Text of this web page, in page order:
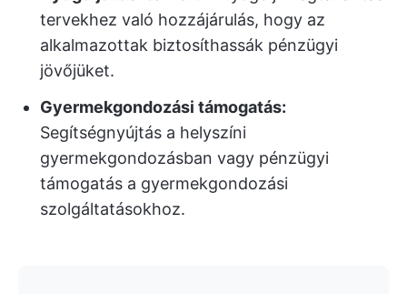
tervekhez való hozzájárulás, hogy az
alkalmazottak biztosíthassák pénzügyi
jövőjüket.
Gyermekgondozási támogatás:
Segítségnyújtás a helyszíni
gyermekgondozásban vagy pénzügyi
támogatás a gyermekgondozási
szolgáltatásokhoz.